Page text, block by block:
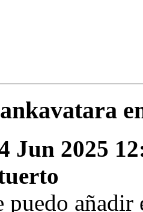
Jun 2025
añadir